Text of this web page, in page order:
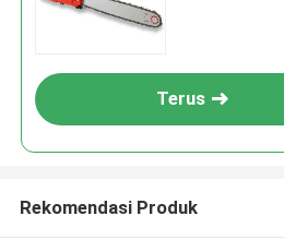
Kirimkan
Terus
Rekomendasi Produk